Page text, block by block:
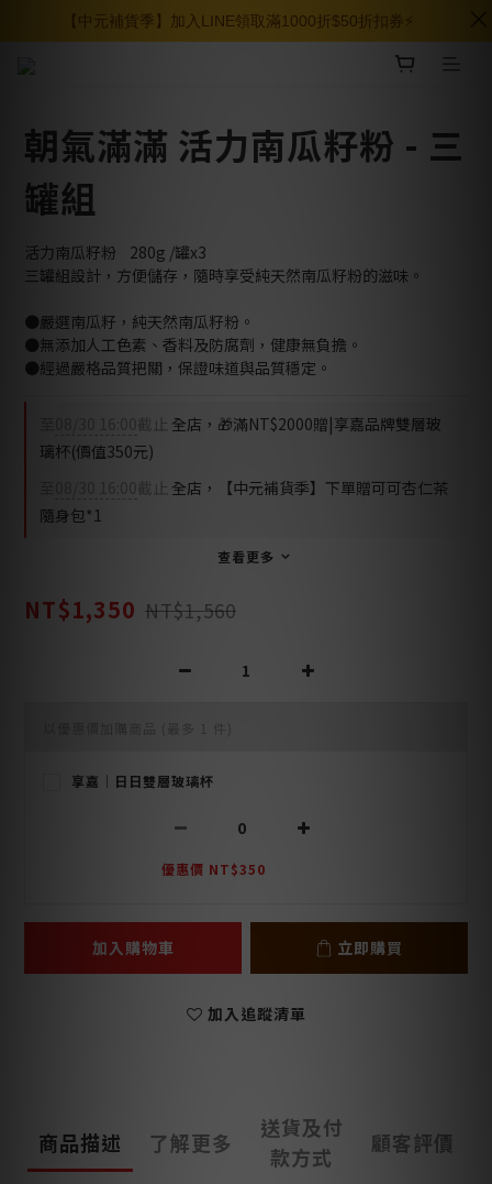
朝氣滿滿 活力南瓜籽粉 - 三
罐組
活力南瓜籽粉	280g /罐x3
三罐組設計，方便儲存，隨時享受純天然南瓜籽粉的滋味。
●嚴選南瓜籽，純天然南瓜籽粉。
●無添加人工色素、香料及防腐劑，健康無負擔。
●經過嚴格品質把關，保證味道與品質穩定。
截止 全店，🎁滿NT$2000贈|享嘉品牌雙層玻
璃杯(價值350元)
截止 全店，【中元補貨季】下單贈可可杏仁茶
隨身包*1
查看更多
NT$1,350 NT$1,560
享嘉｜日日雙層玻璃杯
優惠價 NT$350
加入購物車 立即購買
加入追蹤清單
商品描述 了解更多
送貨及付
款方式
顧客評價
【中元補貨季】加入LINE領取滿1000折$50折扣券⚡️